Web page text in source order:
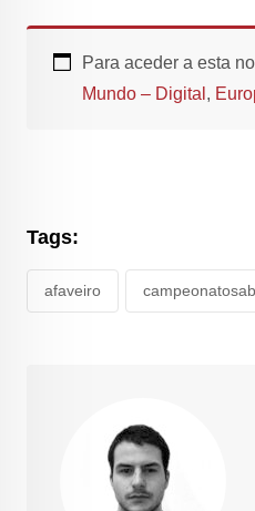
Para aceder a esta
Mundo – Digital ,
Tags:
afaveiro